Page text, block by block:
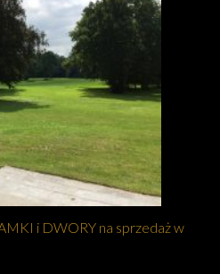
i DWORY na sprzedaż w